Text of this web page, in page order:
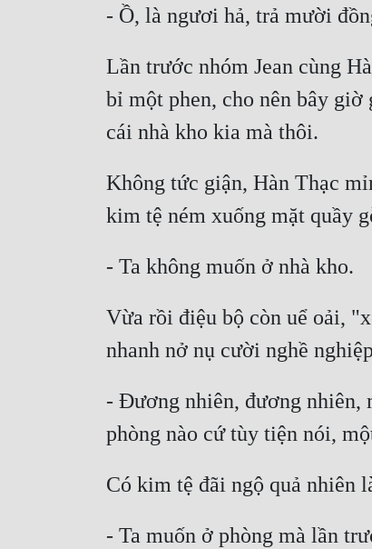
- Ồ, là ngươi hả, trả mười
Lần trước nhóm Jean cùng
bỉ một phen, cho nên bây giờ
cái nhà kho kia mà thôi.
Không tức giận, Hàn Thạc
kim tệ ném xuống mặt quầy
- Ta không muốn ở nhà kho.
Vừa rồi điệu bộ còn uể oải,
nhanh nở nụ cười nghề
- Đương nhiên, đương nhiên,
phòng nào cứ tùy tiện nói,
Có kim tệ đãi ngộ quả nhiên
- Ta muốn ở phòng mà lần